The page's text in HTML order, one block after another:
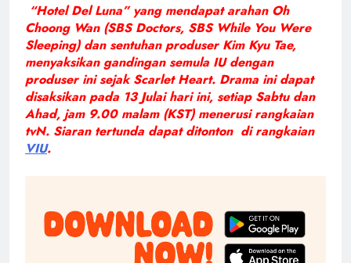
“Hotel Del Luna” yang mendapat arahan Oh
Choong Wan (SBS Doctors, SBS While You Were
Sleeping) dan sentuhan produser Kim Kyu Tae,
menyaksikan gandingan semula IU dengan
produser ini sejak Scarlet Heart. Drama ini dapat
disaksikan pada 13 Julai hari ini, setiap Sabtu dan
Ahad, jam 9.00 malam (KST) menerusi rangkaian
tvN. Siaran tertunda dapat ditonton di rangkaian
VIU.